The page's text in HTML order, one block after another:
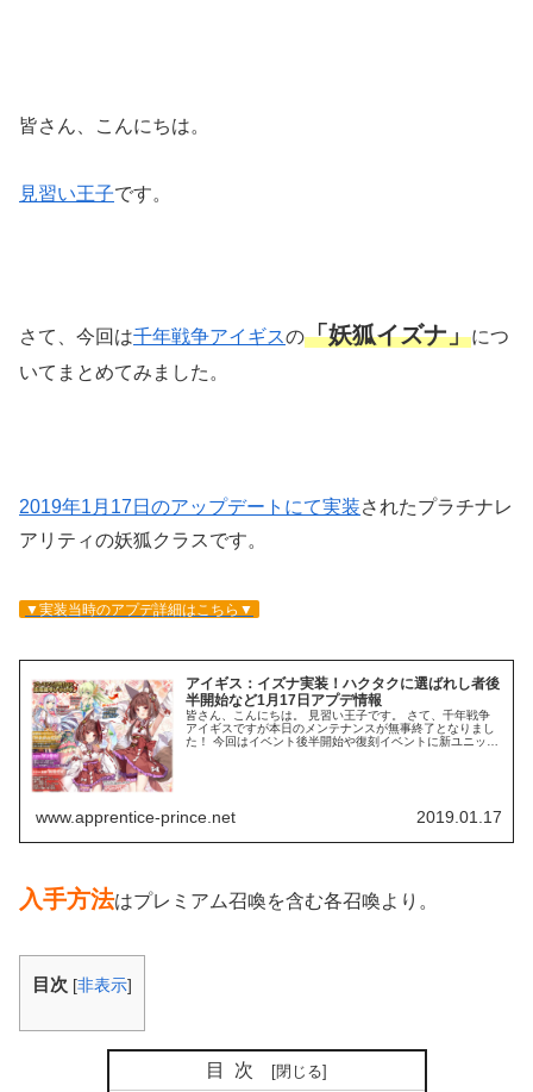
皆さん、こんにちは。
見習い王子です。
さて、今回は千年戦争アイギスの「妖狐イズナ」につ
いてまとめてみました。
2019年1月17 日のアップデートにて実装されたプラチナレ
アリティの妖狐クラスです。
▼実装当時のアプデ詳細はこちら▼
アイギス：イズナ実装！ハクタクに選ばれし者後
半開始など1月17日アプデ情報
皆さん、こんにちは。 見習い王子です。 さて、千年戦争
アイギスですが本日のメンテナンスが無事終了となりまし
た！ 今回はイベント後半開始や復刻イベントに新ユニット
www.apprentice-prince.net 2019.01.17
入手方法はプレミアム召喚を含む各召喚より。
目次 [非表示]
目次